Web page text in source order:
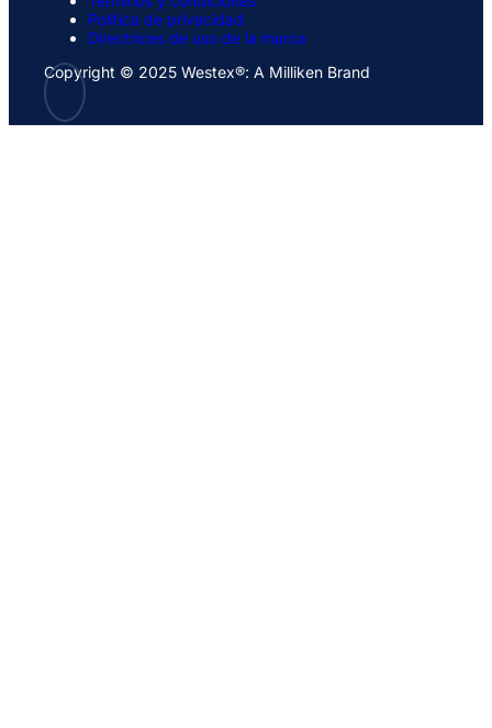
Política de privacidad
Directrices de uso de la marca
Copyright © 2025 Westex®: A Milliken Brand